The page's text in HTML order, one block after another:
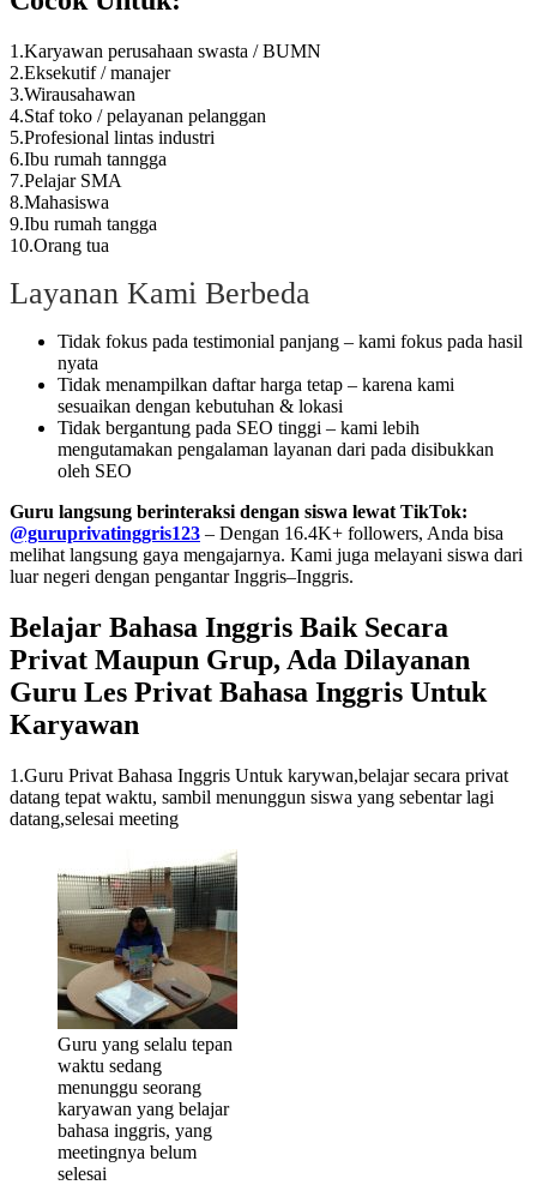
1.Karyawan perusahaan swasta / BUMN
2.Eksekutif / manajer
3.Wirausahawan
4.Staf toko / pelayanan pelanggan
5.Profesional lintas industri
6.Ibu rumah tanngga
7.Pelajar SMA
8.Mahasiswa
9.Ibu rumah tangga
10.Orang tua
Layanan Kami Berbeda
Tidak fokus pada testimonial panjang – kami fokus pada hasil
nyata
Tidak menampilkan daftar harga tetap – karena kami
sesuaikan dengan kebutuhan & lokasi
Tidak bergantung pada SEO tinggi – kami lebih
mengutamakan pengalaman layanan dari pada disibukkan
oleh SEO
Guru langsung berinteraksi dengan siswa lewat TikTok:
@guruprivatinggris123 – Dengan 16.4K+ followers, Anda bisa
melihat langsung gaya mengajarnya. Kami juga melayani siswa dari
luar negeri dengan pengantar Inggris–Inggris.
Belajar Bahasa Inggris Baik Secara
Privat Maupun Grup, Ada Dilayanan
Guru Les Privat Bahasa Inggris Untuk
Karyawan
1.Guru Privat Bahasa Inggris Untuk karywan,belajar secara privat
datang tepat waktu, sambil menunggun siswa yang sebentar lagi
datang,selesai meeting
Guru yang selalu tepan
waktu sedang
menunggu seorang
karyawan yang belajar
bahasa inggris, yang
meetingnya belum
selesai